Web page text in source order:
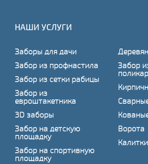
НАШИ УСЛУГИ
Заборы для дачи
Забор из профнастила
Забор из сетки рабицы
Забор из
евроштакетника
3D заборы
Забор на детскую
площадку
Забор на спортивную
площадку
Забор
Ворота
Калитки